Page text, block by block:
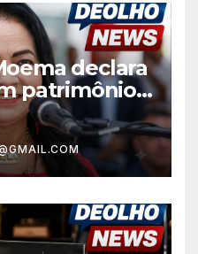
declara
patrimônio
vida pública?